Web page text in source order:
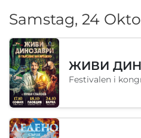
Samstag, 24